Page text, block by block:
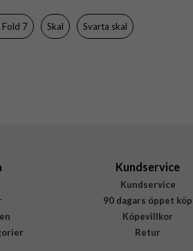
Hårdplast (PC)
Fold 7 Skal Svarta skal
Kundservice
Kundservice
90 dagars öppet köp
Köpevillkor
Retur